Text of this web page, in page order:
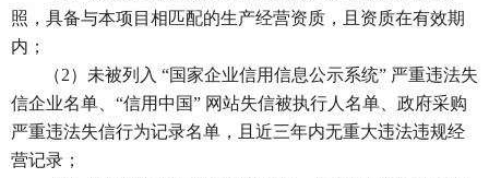
照，具备与本项目相匹配的生产经营资质，且资质在有效期
内；
（2）未被列入 “国家企业信用信息公示系统” 严重违法失
信企业名单、“信用中国” 网站失信被执行人名单、政府采购
严重违法失信行为记录名单，且近三年内无重大违法违规经
营记录；